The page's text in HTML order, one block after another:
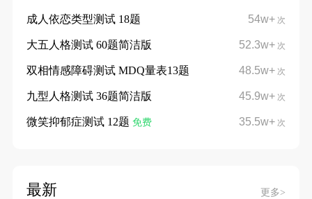
54w+ 次
成人依恋类型测试 18题
52.3w+ 次
大五人格测试 60题简洁版
48.5w+ 次
双相情感障碍测试 MDQ量表13题
45.9w+ 次
九型人格测试 36题简洁版
35.5w+ 次
微笑抑郁症测试 12题 免费
最新 更多>